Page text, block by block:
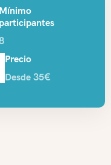
Mínimo
participantes
Precio
Desde 35€